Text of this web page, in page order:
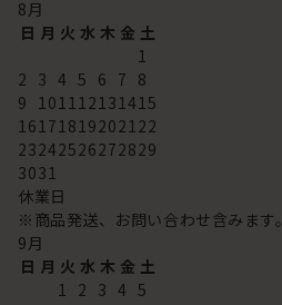
8月
日 月 火 水 木 金 土
1
2 3 4 5 6 7 8
9 101112131415
16171819202122
23242526272829
3031
休業日
※商品発送、お問い合わせ含みます。
9月
日 月 火 水 木 金 土
1 2 3 4 5